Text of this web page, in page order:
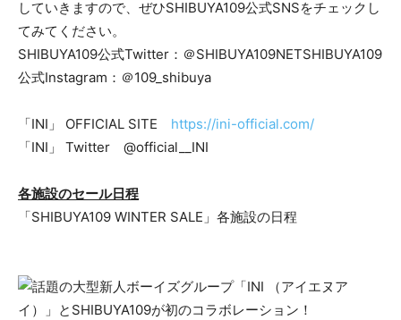
していきますので、ぜひSHIBUYA109公式SNSをチェックし
てみてください。
SHIBUYA109公式Twitter：＠SHIBUYA109NETSHIBUYA109
公式Instagram：＠109_shibuya
「INI」 OFFICIAL SITE https://ini-official.com/
「INI」 Twitter @official__INI
各施設のセール日程
「SHIBUYA109 WINTER SALE」各施設の日程